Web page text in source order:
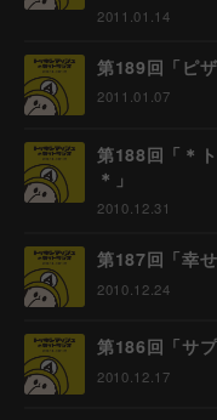
2011.01.14
第189回「ピ
2011.01.07
第188回「＊
＊」
2010.12.31
第187回「幸
2010.12.24
第186回「サプ
2010.12.17